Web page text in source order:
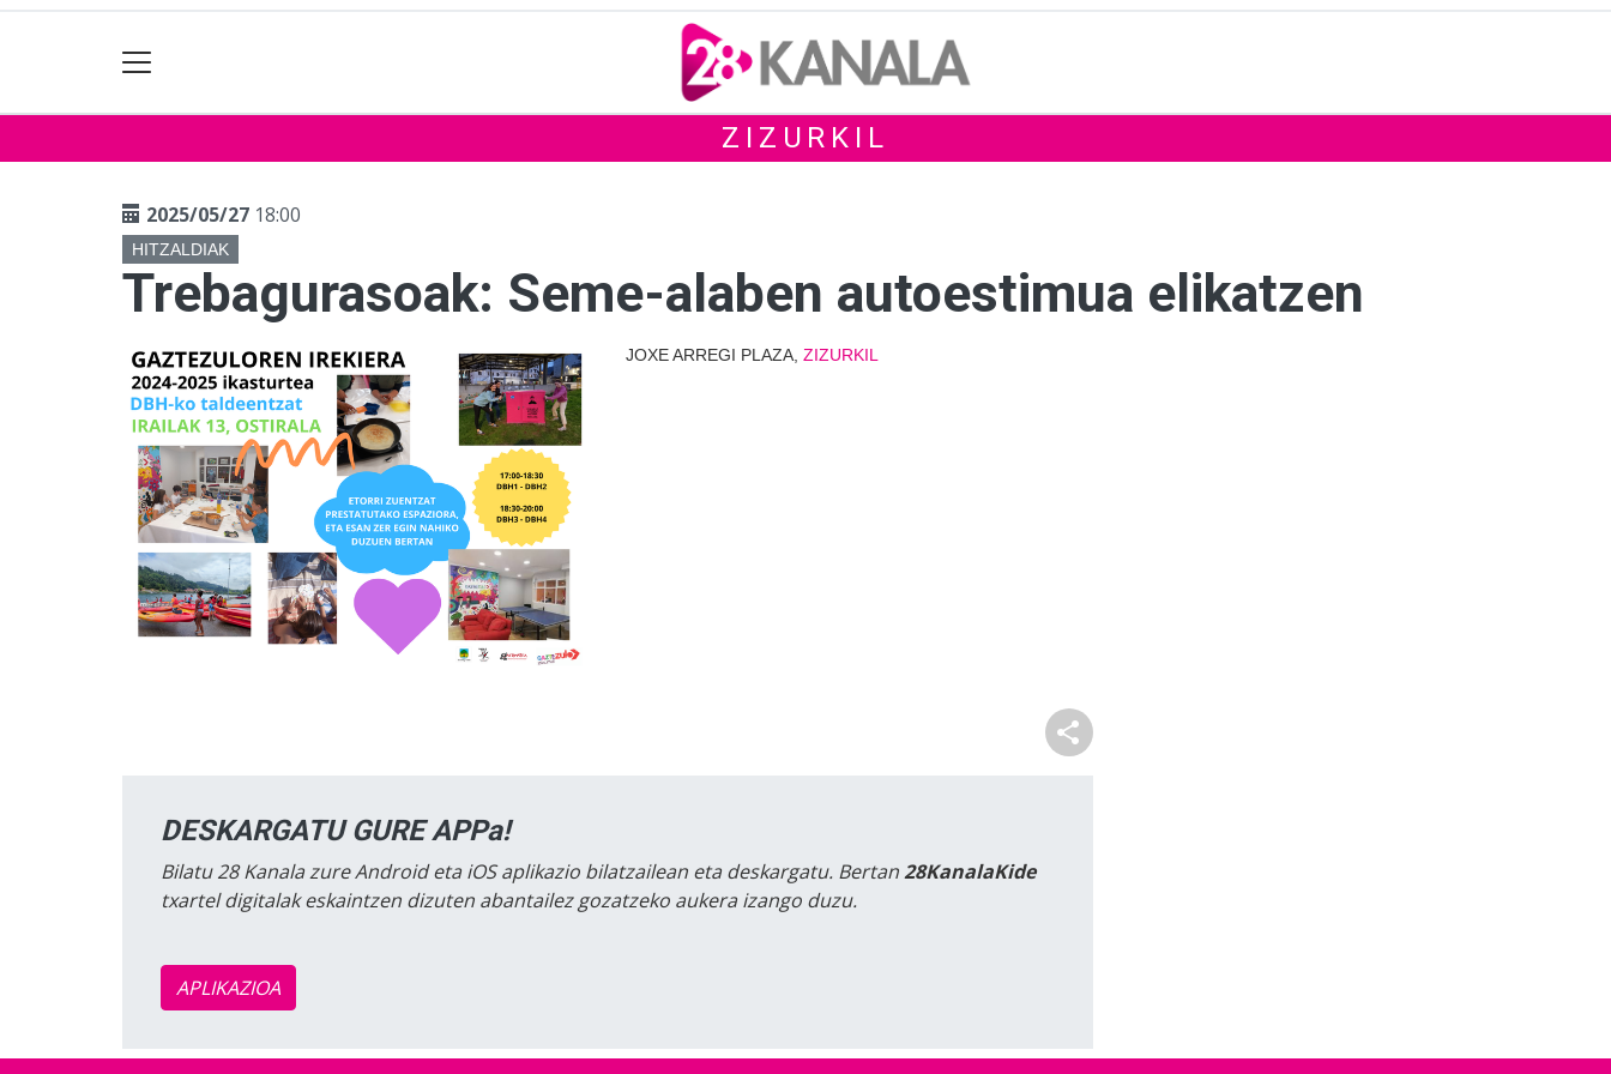
ZIZURKIL
2025/05/27 18:00
HITZALDIAK
Trebagurasoak: Seme-alaben autoestimua elikatzen
JOXE ARREGI PLAZA, ZIZURKIL
DESKARGATU GURE APPa!
Bilatu 28 Kanala zure Android eta iOS aplikazio bilatzailean eta deskargatu. Bertan28KanalaKide
txartel digitalak eskaintzen dizuten abantailez gozatzeko aukera izango duzu.
APLIKAZIOA